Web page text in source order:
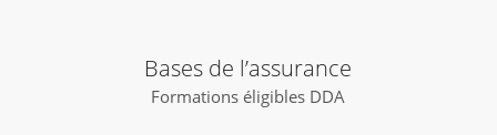
Bases de l’assurance
Formations éligibles DDA